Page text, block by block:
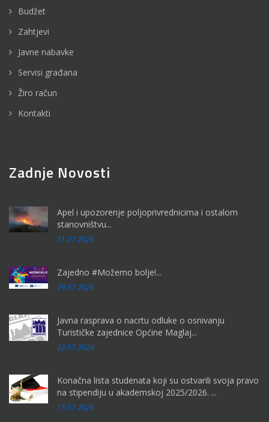
Budžet
Zahtjevi
Javne nabavke
Servisi građana
Žiro račun
Kontakti
Zadnje Novosti
Apel i upozorenje poljoprivrednicima i ostalom
stanovništvu...
31.07.2026
Zajedno #Možemo bolje!...
29.07.2026
Javna rasprava o nacrtu odluke o osnivanju
Turističke zajednice Općine Maglaj...
22.07.2026
Konačna lista studenata koji su ostvarili svoja pravo
na stipendiju u akademskoj 2025/2026. ...
15.07.2026